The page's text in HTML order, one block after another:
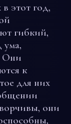
этот год,
гибкий,
ума,
Они
к
для них
они